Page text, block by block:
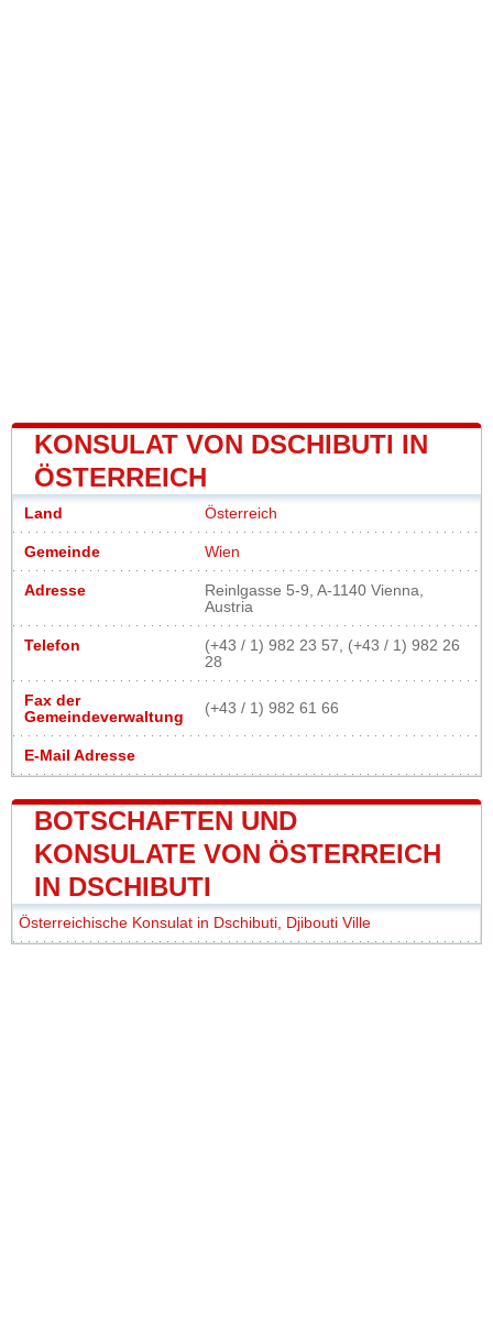
KONSULAT VON DSCHIBUTI IN
ÖSTERREICH
Land Österreich
Gemeinde Wien
Adresse
Reinlgasse 5-9, A-1140 Vienna,
Austria
Telefon
(+43 / 1) 982 23 57, (+43 / 1) 982 26
28
Fax der
Gemeindeverwaltung
(+43 / 1) 982 61 66
E-Mail Adresse
BOTSCHAFTEN UND
KONSULATE VON ÖSTERREICH
IN DSCHIBUTI
Österreichische Konsulat in Dschibuti, Djibouti Ville